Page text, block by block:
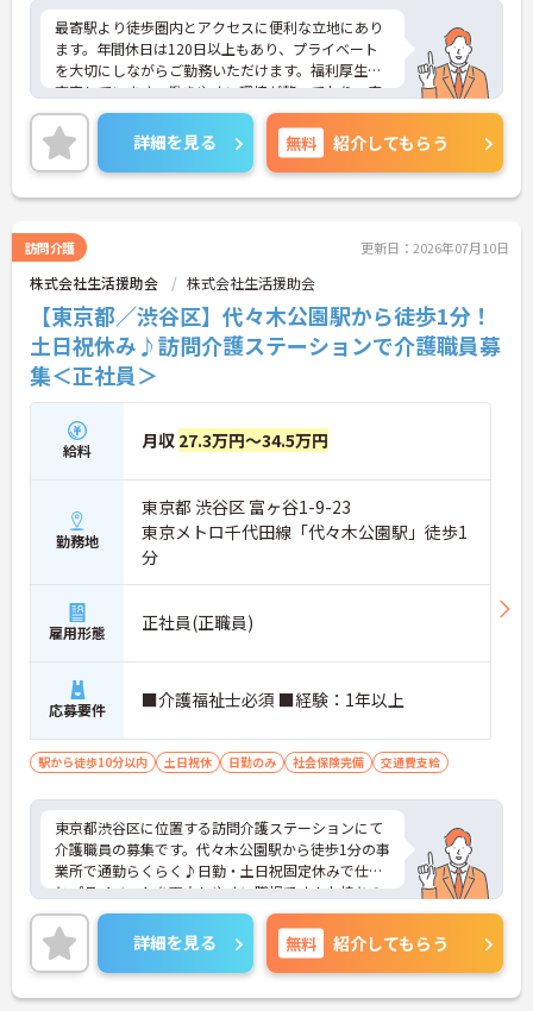
ツール（Slack、Google Work Space、ORC
A、電子カルテなど）複数活用できること
最寄駅より徒歩圏内とアクセスに便利な立地にあり
ます。年間休日は120日以上もあり、プライベート
を大切にしながらご勤務いただけます。福利厚生が
充実しています。働きやすい環境が整っており、安
心して長くご勤務いただけます。
ご興味のある方には、面接対策ポイントなど、さら
に詳細をご案内しますのでお気軽にご相談くださ
い！
詳細を見る 無料 紹介してもらう
訪問介護 更新日：2026年07月10日
株式会社生活援助会 株式会社生活援助会
【東京都／渋谷区】代々木公園駅から徒歩1分！
土日祝休み♪訪問介護ステーションで介護職員募
集＜正社員＞
給料 月収 27.3万円～34.5万円
勤務地
東京都 渋谷区 富ヶ谷1-9-23
東京メトロ千代田線「代々木公園駅」徒歩1
分
雇用形態 正社員(正職員)
応募要件 ■介護福祉士必須 ■経験：1年以上
駅から徒歩10分以内 土日祝休 日勤のみ 社会保険完備 交通費支給
東京都渋谷区に位置する訪問介護ステーションにて
介護職員の募集です。代々木公園駅から徒歩1分の事
業所で通勤らくらく♪日勤・土日祝固定休みで仕事
とプライベートを両立しやすい職場です！お持ちの
業務経験や資格をぜひ職場で活かしてみませんか？
ご興味ある方は面接ポイントをお伝えしますので、
お気軽にご連絡ください。
詳細を見る 無料 紹介してもらう